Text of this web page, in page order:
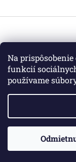
Na
funkcií
používame
ZO
p
Copyright 2026
|